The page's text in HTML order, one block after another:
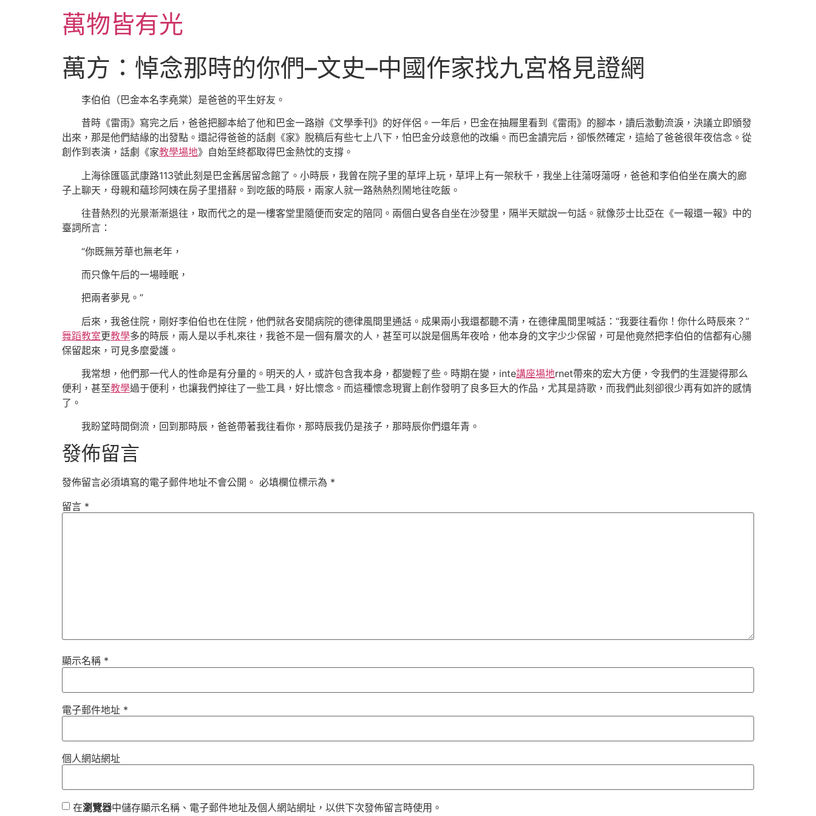
萬物皆有光
萬方：悼念那時的你們–文史–中國作家找九宮格見證網
李伯伯（巴金本名李堯棠）是爸爸的平生好友。
昔時《雷雨》寫完之后，爸爸把腳本給了他和巴金一路辦《文學季刊》的好伴侶。一年后，巴金在抽屜里看到《雷雨》的腳本，讀后激動流淚，決議立即頒發
出來，那是他們結緣的出發點。還記得爸爸的話劇《家》脫稿后有些七上八下，怕巴金分歧意他的改編。而巴金讀完后，卻悵然確定，這給了爸爸很年夜信念。從
創作到表演，話劇《家教學場地》自始至終都取得巴金熱忱的支撐。
上海徐匯區武康路113號此刻是巴金舊居留念館了。小時辰，我曾在院子里的草坪上玩，草坪上有一架秋千，我坐上往蕩呀蕩呀，爸爸和李伯伯坐在廣大的廊
子上聊天，母親和蘊珍阿姨在房子里措辭。到吃飯的時辰，兩家人就一路熱熱烈鬧地往吃飯。
往昔熱烈的光景漸漸退往，取而代之的是一樓客堂里隨便而安定的陪同。兩個白叟各自坐在沙發里，隔半天賦說一句話。就像莎士比亞在《一報還一報》中的
臺詞所言：
“你既無芳華也無老年，
而只像午后的一場睡眠，
把兩者夢見。”
后來，我爸住院，剛好李伯伯也在住院，他們就各安閒病院的德律風間里通話。成果兩小我還都聽不清，在德律風間里喊話：“我要往看你！你什么時辰來？”
舞蹈教室更教學多的時辰，兩人是以手札來往，我爸不是一個有層次的人，甚至可以說是個馬年夜哈，他本身的文字少少保留，可是他竟然把李伯伯的信都有心腸
保留起來，可見多麼愛護。
我常想，他們那一代人的性命是有分量的。明天的人，或許包含我本身，都變輕了些。時期在變，inte講座場地rnet帶來的宏大方便，令我們的生涯變得那么
便利，甚至教學過于便利，也讓我們掉往了一些工具，好比懷念。而這種懷念現實上創作發明了良多巨大的作品，尤其是詩歌，而我們此刻卻很少再有如許的感情
了。
我盼望時間倒流，回到那時辰，爸爸帶著我往看你，那時辰我仍是孩子，那時辰你們還年青。
發佈留言
發佈留言必須填寫的電子郵件地址不會公開。 必填欄位標示為 *
留言 *
顯示名稱 *
電子郵件地址 *
個人網站網址
在瀏覽器中儲存顯示名稱、電子郵件地址及個人網站網址，以供下次發佈留言時使用。